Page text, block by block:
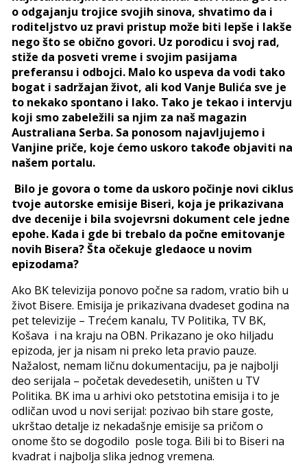
o odgajanju trojice svojih sinova, shvatimo da i
roditeljstvo uz pravi pristup može biti lepše i lakše
nego što se obično govori. Uz porodicu i svoj rad,
stiže da posveti vreme i svojim pasijama
preferansu i odbojci. Malo ko uspeva da vodi tako
bogat i sadržajan život, ali kod Vanje Bulića sve je
to nekako spontano i lako. Tako je tekao i intervju
koji smo zabeležili sa njim za naš magazin
Australiana Serba. Sa ponosom najavljujemo i
Vanjine priče, koje ćemo uskoro takođe objaviti na
našem portalu.
Bilo je govora o tome da uskoro počinje novi ciklus
tvoje autorske emisije Biseri, koja je prikazivana
dve decenije i bila svojevrsni dokument cele jedne
epohe. Kada i gde bi trebalo da počne emitovanje
novih Bisera? Šta očekuje gledaoce u novim
epizodama?
Ako BK televizija ponovo počne sa radom, vratio bih u
život Bisere. Emisija je prikazivana dvadeset godina na
pet televizije – Trećem kanalu, TV Politika, TV BK,
Košava i na kraju na OBN. Prikazano je oko hiljadu
epizoda, jer ja nisam ni preko leta pravio pauze.
Nažalost, nemam ličnu dokumentaciju, pa je najbolji
deo serijala – početak devedesetih, uništen u TV
Politika. BK ima u arhivi oko petstotina emisija i to je
odličan uvod u novi serijal: pozivao bih stare goste,
ukrštao detalje iz nekadašnje emisije sa pričom o
onome što se dogodilo posle toga. Bili bi to Biseri na
kvadrat i najbolja slika jednog vremena.